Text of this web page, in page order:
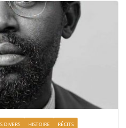
DIVERS HISTOIRE RÉCITS